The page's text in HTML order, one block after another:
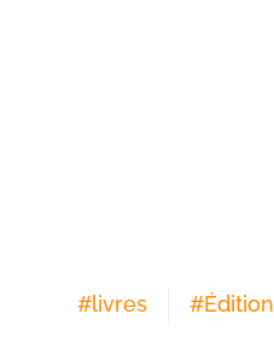
#livres #Édition